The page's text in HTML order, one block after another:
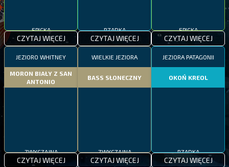
CZYTAJ WIĘCEJ CZYTAJ WIĘCEJ CZYTAJ WIĘCEJ
JEZIORO WHITNEY
MORON BIAŁY Z SAN
ANTONIO
ZWYCZAJNA
CZYTAJ WIĘCEJ
WIELKIE JEZIORA
BASS SŁONECZNY
ZWYCZAJNA
CZYTAJ WIĘCEJ
JEZIORA PATAGONII
OKOŃ KREOL
RZADKA
CZYTAJ WIĘCEJ